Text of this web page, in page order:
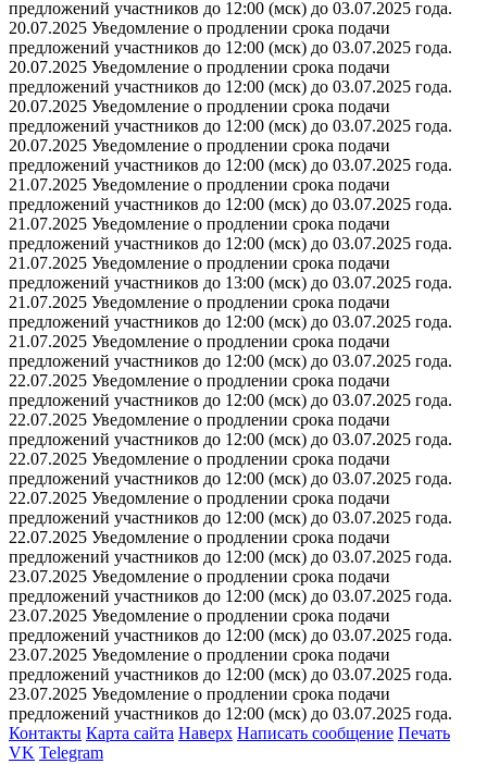
предложений участников до 12:00 (мск) до 03.07.2025 года.
20.07.2025 Уведомление о продлении срока подачи
предложений участников до 12:00 (мск) до 03.07.2025 года.
20.07.2025 Уведомление о продлении срока подачи
предложений участников до 12:00 (мск) до 03.07.2025 года.
20.07.2025 Уведомление о продлении срока подачи
предложений участников до 12:00 (мск) до 03.07.2025 года.
20.07.2025 Уведомление о продлении срока подачи
предложений участников до 12:00 (мск) до 03.07.2025 года.
21.07.2025 Уведомление о продлении срока подачи
предложений участников до 12:00 (мск) до 03.07.2025 года.
21.07.2025 Уведомление о продлении срока подачи
предложений участников до 12:00 (мск) до 03.07.2025 года.
21.07.2025 Уведомление о продлении срока подачи
предложений участников до 13:00 (мск) до 03.07.2025 года.
21.07.2025 Уведомление о продлении срока подачи
предложений участников до 12:00 (мск) до 03.07.2025 года.
21.07.2025 Уведомление о продлении срока подачи
предложений участников до 12:00 (мск) до 03.07.2025 года.
22.07.2025 Уведомление о продлении срока подачи
предложений участников до 12:00 (мск) до 03.07.2025 года.
22.07.2025 Уведомление о продлении срока подачи
предложений участников до 12:00 (мск) до 03.07.2025 года.
22.07.2025 Уведомление о продлении срока подачи
предложений участников до 12:00 (мск) до 03.07.2025 года.
22.07.2025 Уведомление о продлении срока подачи
предложений участников до 12:00 (мск) до 03.07.2025 года.
22.07.2025 Уведомление о продлении срока подачи
предложений участников до 12:00 (мск) до 03.07.2025 года.
23.07.2025 Уведомление о продлении срока подачи
предложений участников до 12:00 (мск) до 03.07.2025 года.
23.07.2025 Уведомление о продлении срока подачи
предложений участников до 12:00 (мск) до 03.07.2025 года.
23.07.2025 Уведомление о продлении срока подачи
предложений участников до 12:00 (мск) до 03.07.2025 года.
23.07.2025 Уведомление о продлении срока подачи
предложений участников до 12:00 (мск) до 03.07.2025 года.
Контакты Карта сайта Наверх Написать сообщение Печать
VK Telegram